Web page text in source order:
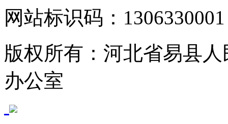
网站标识码：1306330001
版权所有：河北省易县
办公室